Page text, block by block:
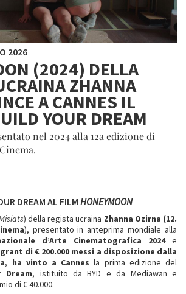
2026
(2024) DELLA
ZHANNA
A CANNES IL
YOUR DREAM
nel 2024 alla 12a edizione di
DREAM AL FILM HONEYMOON
) della regista ucraina Zhanna Ozirna (12.
), presentato in anteprima mondiale alla
d’Arte Cinematografica 2024 e
grant di € 200.000 messi a disposizione dalla
, ha vinto a Cannes la prima edizione del
Dream, istituito da BYD e da Mediawan e
di € 40.000.